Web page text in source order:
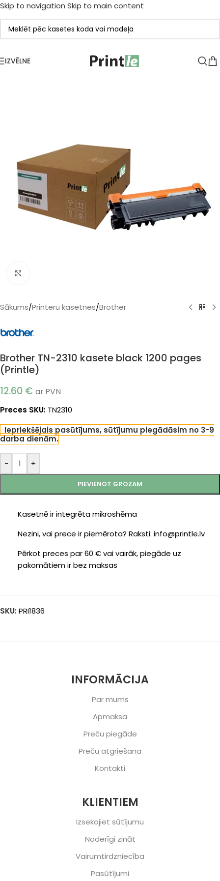
Skip to navigation Skip to main content
IZVĒLNE
Sākums/Printeru kasetnes/Brother
Brother TN-2310 kasete black 1200 pages
(Printle)
12.60 € ar PVN
Preces SKU: TN2310
Iepriekšējais pasūtījums, sūtījumu piegādāsim no 3-9
darba dienām.
- +
PIEVIENOT GROZAM
Kasetnē ir integrēta mikroshēma
Nezini, vai prece ir piemērota? Raksti: info@printle.lv
Pērkot preces par 60 € vai vairāk, piegāde uz
pakomātiem ir bez maksas
SKU: PRI1836
INFORMĀCIJA
Par mums
Apmaksa
Preču piegāde
Preču atgriešana
Kontakti
KLIENTIEM
Izsekojiet sūtījumu
Noderīgi zināt
Vairumtirdzniecība
Pasūtījumi